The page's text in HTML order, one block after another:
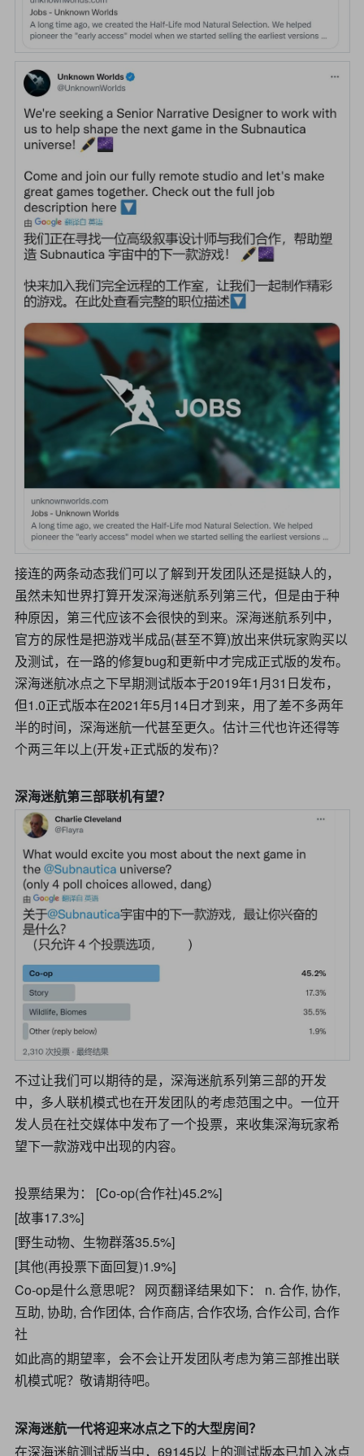
接连的两条动态我们可以了解到开发团队还是挺缺人的，
虽然未知世界打算开发深海迷航系列第三代，但是由于种
种原因，第三代应该不会很快的到来。深海迷航系列中，
官方的尿性是把游戏半成品(甚至不算)放出来供玩家购买以
及测试，在一路的修复bug和更新中才完成正式版的发布。
深海迷航冰点之下早期测试版本于2019年1月31日发布，
但1.0正式版本在2021年5月14日才到来，用了差不多两年
半的时间，深海迷航一代甚至更久。估计三代也许还得等
个两三年以上(开发+正式版的发布)？
深海迷航第三部联机有望？
不过让我们可以期待的是，深海迷航系列第三部的开发
中，多人联机模式也在开发团队的考虑范围之中。一位开
发人员在社交媒体中发布了一个投票，来收集深海玩家希
望下一款游戏中出现的内容。
投票结果为： [Co-op(合作社)45.2%]
[故事17.3%]
[野生动物、生物群落35.5%]
[其他(再投票下面回复)1.9%]
Co-op是什么意思呢？ 网页翻译结果如下： n. 合作, 协作,
互助, 协助, 合作团体, 合作商店, 合作农场, 合作公司, 合作
社
如此高的期望率，会不会让开发团队考虑为第三部推出联
机模式呢？敬请期待吧。
深海迷航一代将迎来冰点之下的大型房间？
在深海迷航测试版当中，69145以上的测试版本已加入冰点